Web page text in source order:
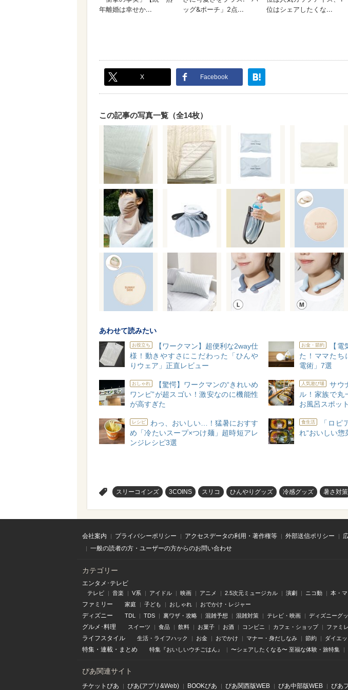
X Facebook
この記事の写真一覧（全14枚）
あわせて読みたい
お役立ち
【ワークマン】超便利な2way仕
様！動きやすさにこだわった「ひんや
りウェア」正直レビュー
お金・節約
【
た！ママたち
電術」7選
おしゃれ
【驚愕】ワークマンの“きれいめ
ワンピ”が超スゴい！激安なのに機能性
が高すぎた
人気遊び場
サウ
ル！家族で丸
お風呂スポッ
レシピ
わっ、おいしい…！猛暑におすす
め「冷たいスープ×つけ麺」超時短アレ
ンジレシピ3選
食生活
「ロピ
れ“おいしい惣
スリーコインズ 3COINS スリコ ひんやりグッズ 冷感グッズ 暑さ対策
会社案内 プライバシーポリシー アクセスデータの利用・著作権等 外部送信ポリシー
一般の読者の方・ユーザーの方からのお問い合わせ
カテゴリー
エンタメ･テレビ
テレビ 音楽 V系 アイドル 映画 アニメ 2.5次元ミュージカル 演劇 ニコ動 本・
ファミリー 家庭 子ども おしゃれ おでかけ・レジャー
ディズニー TDL TDS 裏ワザ・攻略 混雑予想 混雑対策 テレビ・映画 ディズニーグ
グルメ･料理 スイーツ 食品 飲料 お菓子 お酒 コンビニ カフェ・ショップ ファミ
ライフスタイル 生活・ライフハック お金 おでかけ マナー・身だしなみ 節約 ダイエ
特集 ・ 連載 ・ まとめ 特集『おいしいウチごはん』 〜シェアしたくなる〜 至福な体験・旅特集
ぴあ関連サイト
チケットぴあ ぴあ(アプリ&Web) BOOKぴあ ぴあ関⻄版WEB ぴあ中部版WEB ぴあ